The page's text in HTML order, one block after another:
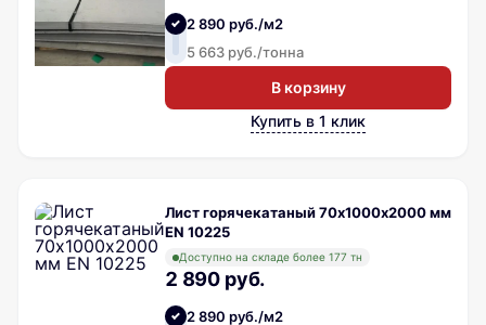
2 890 руб./м2
5 663 руб./тонна
В корзину
Купить в 1 клик
Лист горячекатаный 70х1000х2000 мм
EN 10225
Доступно на складе более 177 тн
2 890 руб.
2 890 руб./м2